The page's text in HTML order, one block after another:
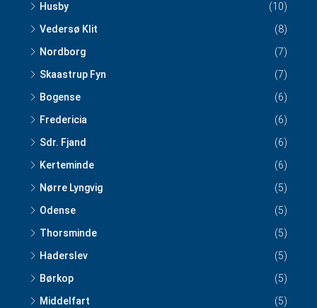
Husby
(10)
Vedersø Klit
(8)
Nordborg
(7)
Skaastrup Fyn
(7)
Bogense
(6)
Fredericia
(6)
Sdr. Fjand
(6)
Kerteminde
(6)
Nørre Lyngvig
(5)
Odense
(5)
Thorsminde
(5)
Haderslev
(5)
Børkop
(5)
Middelfart
(5)